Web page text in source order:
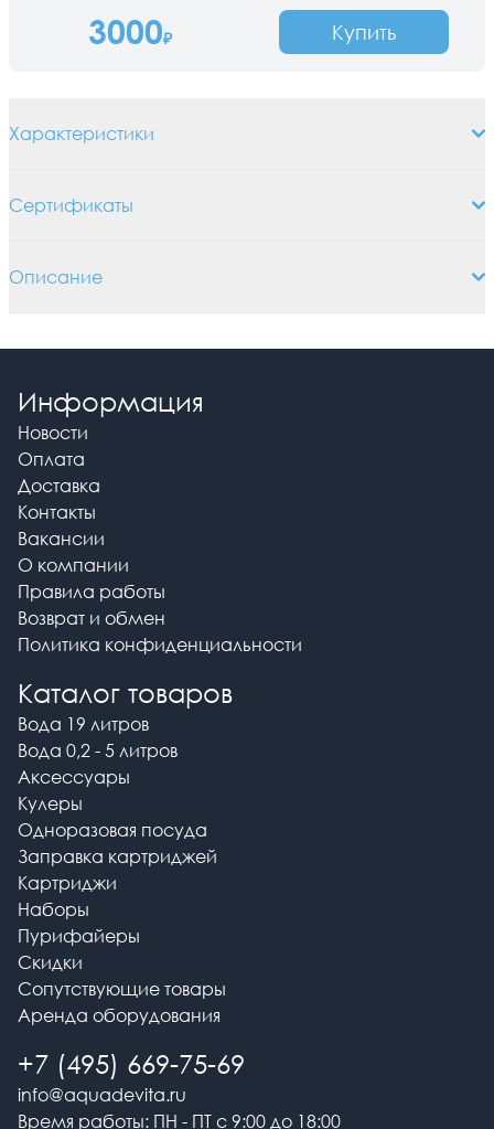
3000₽ Купить
Характеристики
Сертификаты
Описание
Информация
Новости
Оплата
Доставка
Контакты
Вакансии
О компании
Правила работы
Возврат и обмен
Политика конфиденциальности
Каталог товаров
Вода 19 литров
Вода 0,2 - 5 литров
Аксессуары
Кулеры
Одноразовая посуда
Заправка картриджей
Картриджи
Наборы
Пурифайеры
Скидки
Сопутствующие товары
Аренда оборудования
+7 (495) 669-75-69
info@aquadevita.ru
Время работы: ПН - ПТ с 9:00 до 18:00